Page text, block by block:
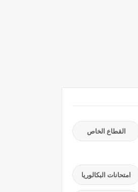
القطاع الخاص
امتحانات البكالوريا